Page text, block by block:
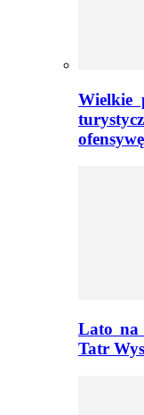
Wielkie
Lato na
Tatr